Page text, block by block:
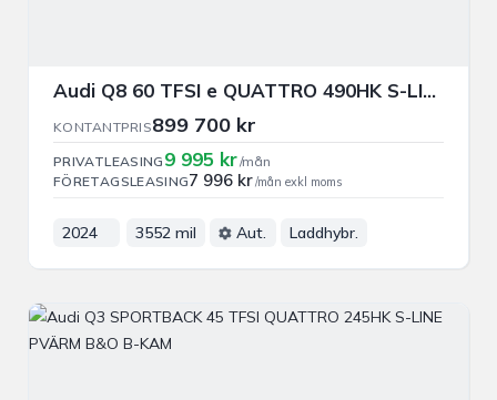
Audi Q8 60 TFSI e QUATTRO 490HK S-LINE PANO DRAG B-KAM NAVI
KONTANTPRIS899 700 kr
PRIVATLEASING 9 995 kr/mån
FÖRETAGSLEASING7 996 kr/mån exkl moms
2024 3552 mil Aut. Laddhybr.